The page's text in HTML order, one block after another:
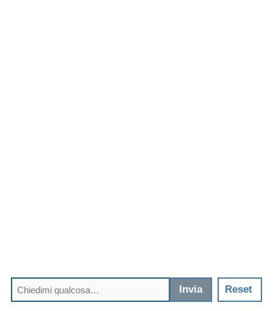
Invia Reset